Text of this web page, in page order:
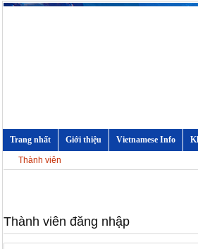
Trang nhất Giới thiệu Vietnamese Info
Thành viên
Thành viên đăng nhập